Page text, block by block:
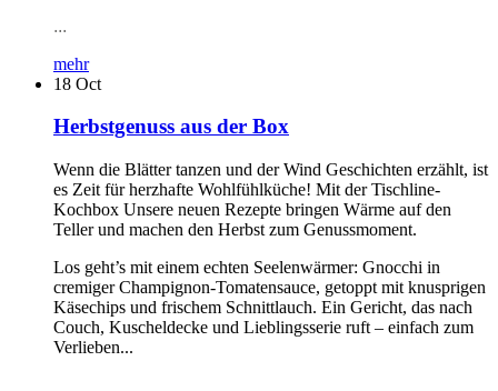
...
mehr
18 Oct
Herbstgenuss aus der Box
Wenn die Blätter tanzen und der Wind Geschichten erzählt, ist
es Zeit für herzhafte Wohlfühlküche! Mit der Tischline-
Kochbox Unsere neuen Rezepte bringen Wärme auf den
Teller und machen den Herbst zum Genussmoment.
Los geht’s mit einem echten Seelenwärmer: Gnocchi in
cremiger Champignon-Tomatensauce, getoppt mit knusprigen
Käsechips und frischem Schnittlauch. Ein Gericht, das nach
Couch, Kuscheldecke und Lieblingsserie ruft – einfach zum
Verlieben...